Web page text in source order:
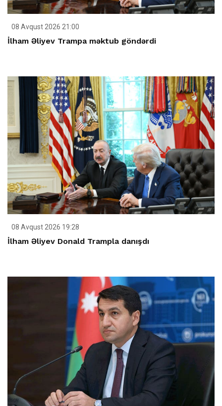
08 Avqust 2026 21:00
İlham Əliyev Trampa məktub göndərdi
08 Avqust 2026 19:28
İlham Əliyev Donald Trampla danışdı